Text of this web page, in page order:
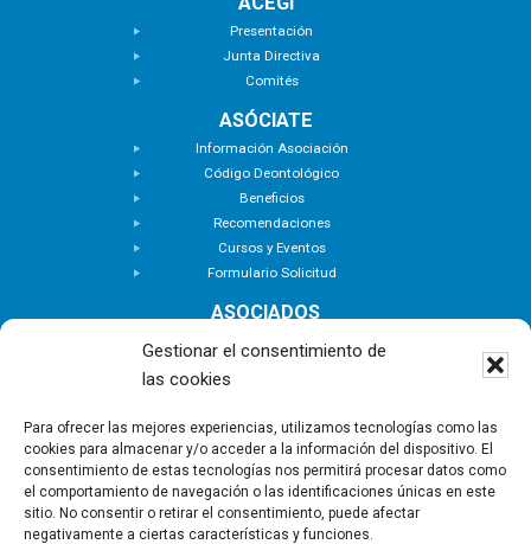
Gestionar el consentimiento de
las cookies
Para ofrecer las mejores experiencias, utilizamos tecnologías como las
cookies para almacenar y/o acceder a la información del dispositivo. El
consentimiento de estas tecnologías nos permitirá procesar datos como
el comportamiento de navegación o las identificaciones únicas en este
sitio. No consentir o retirar el consentimiento, puede afectar
negativamente a ciertas características y funciones.
Presentación
Junta Directiva
Comités
ASÓCIATE
Información Asociación
Código Deontológico
Beneficios
Recomendaciones
Cursos y Eventos
Formulario Solicitud
ASOCIADOS
Zona Privada
ACTUALIDAD
Notas de Prensa
Noticias
Nuevas Incorporaciones